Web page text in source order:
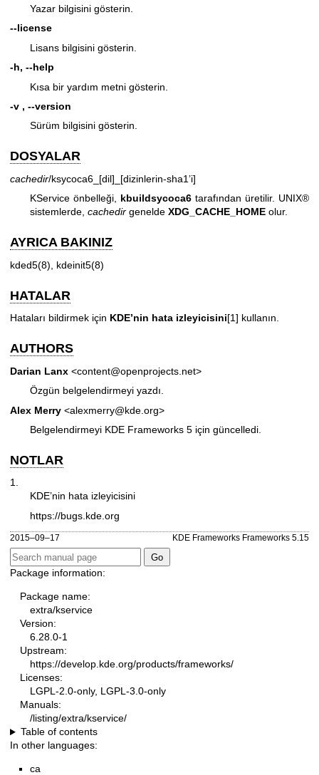
Yazar bilgisini gösterin.
--license
Lisans bilgisini gösterin.
-h, --help
Kısa bir yardım metni gösterin.
-v , --version
Sürüm bilgisini gösterin.
DOSYALAR
cachedir/ksycoca6_[dil]_[dizinlerin-sha1’i]
KService önbelleği, kbuildsycoca6 tarafından üretilir. UNIX®
sistemlerde, cachedir genelde XDG_CACHE_HOME olur.
AYRICA BAKINIZ
kded5(8) kdeinit5(8)
HATALAR
Hataları bildirmek için KDE’nin hata izleyicisini[1] kullanın.
AUTHORS
Darian Lanx <content@openprojects.net>
Özgün belgelendirmeyi yazdı.
Alex Merry <alexmerry@kde.org>
Belgelendirmeyi KDE Frameworks 5 için güncelledi.
NOTLAR
1.
KDE’nin hata izleyicisini
https://bugs.kde.org
2015–09–17 KDE Frameworks Frameworks 5.15
Package information:
Package name:
extra/kservice
Version:
6.28.0-1
Upstream:
https://develop.kde.org/products/frameworks/
Licenses:
LGPL-2.0-only, LGPL-3.0-only
Manuals:
/listing/extra/kservice/
Table of contents
In other languages:
ca